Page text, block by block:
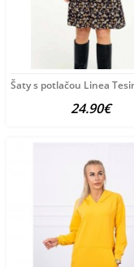
Šaty s potlačou Linea
24.90€